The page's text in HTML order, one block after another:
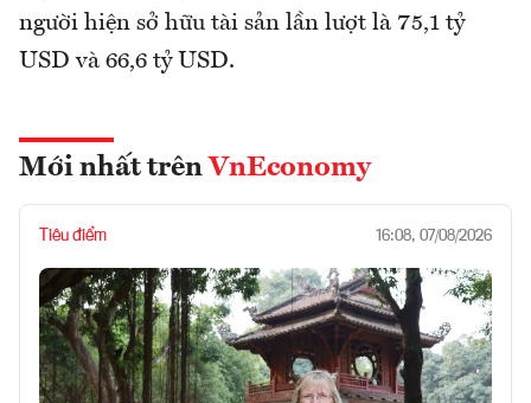
người hiện sở hữu tài sản lần lượt là 75,1 tỷ
USD và 66,6 tỷ USD.
Mới nhất trên VnEconomy
Tiêu điểm 16:08, 07/08/2026